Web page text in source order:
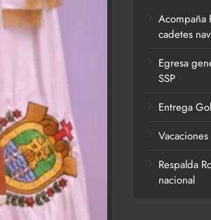
Acompaña
cadetes
Egresa
SSP
Entrega
Respalda
nacional